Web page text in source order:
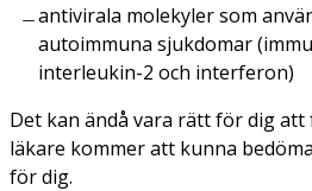
antivirala molekyler som
autoimmuna sjukdomar
interleukin-2 och interferon)
Det kan ändå vara rätt för dig att
läkare kommer att kunna
för dig.